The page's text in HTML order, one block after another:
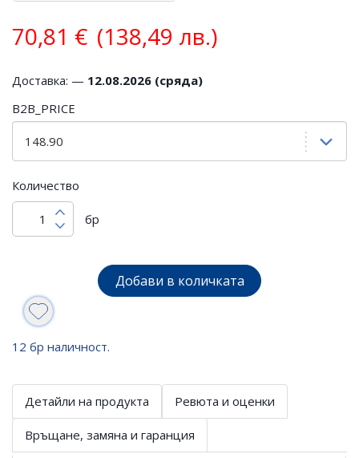
70,81 € (138,49 лв.)
Доставка: — 12.08.2026 (сряда)
B2B_PRICE
Количество
бр
Добави в количката
12 бр наличност.
Детайли на продукта Ревюта и оценки
Връщане, замяна и гаранция